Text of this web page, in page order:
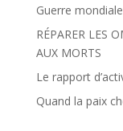
Guerre mondiale
RÉPARER LES
AUX MORTS
Le rapport
Quand la paix